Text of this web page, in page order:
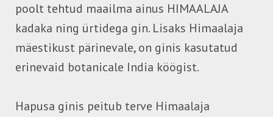
poolt tehtud maailma ainus HIMAALAJA
kadaka ning ürtidega gin. Lisaks Himaalaja
mäestikust pärinevale, on ginis kasutatud
erinevaid botanicale India köögist.
Hapusa ginis peitub terve Himaalaja